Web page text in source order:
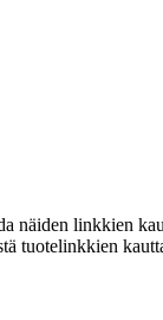
näiden linkkien
tuotelinkkien